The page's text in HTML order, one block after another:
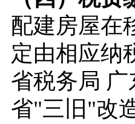
配建房屋在
定由相应纳
省税务局
省"三旧"改